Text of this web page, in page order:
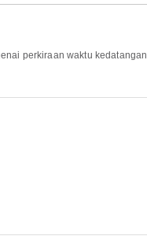
perkiraan waktu